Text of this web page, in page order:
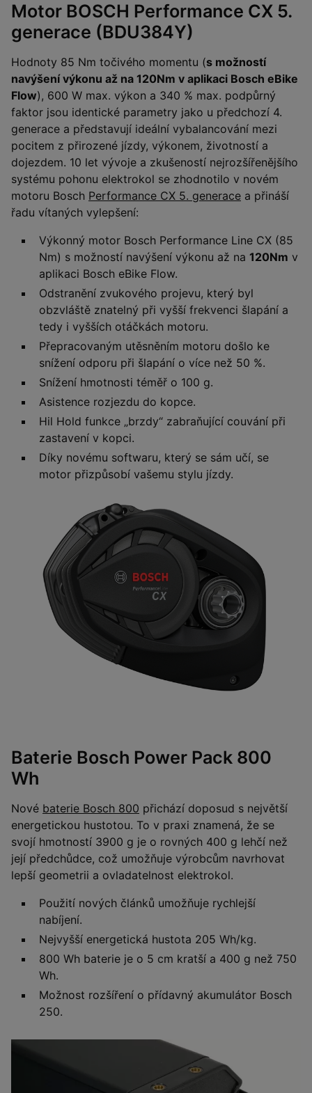
Motor BOSCH Performance CX 5.
generace (BDU384Y)
Hodnoty 85 Nm točivého momentu (s možností
navýšení výkonu až na 120Nm v aplikaci Bosch eBike
Flow), 600 W max. výkon a 340 % max. podpůrný
faktor jsou identické parametry jako u předchozí 4.
generace a představují ideální vybalancování mezi
pocitem z přirozené jízdy, výkonem, životností a
dojezdem. 10 let vývoje a zkušeností nejrozšířenějšího
systému pohonu elektrokol se zhodnotilo v novém
motoru Bosch Performance CX 5. generace a přináší
řadu vítaných vylepšení:
Výkonný motor Bosch Performance Line CX (85
Nm) s možností navýšení výkonu až na 120Nm v
aplikaci Bosch eBike Flow.
Odstranění zvukového projevu, který byl
obzvláště znatelný při vyšší frekvenci šlapání a
tedy i vyšších otáčkách motoru.
Přepracovaným utěsněním motoru došlo ke
snížení odporu při šlapání o více než 50 %.
Snížení hmotnosti téměř o 100 g.
Asistence rozjezdu do kopce.
Hil Hold funkce „brzdy“ zabraňující couvání při
zastavení v kopci.
Díky novému softwaru, který se sám učí, se
motor přizpůsobí vašemu stylu jízdy.
Baterie Bosch Power Pack 800
Wh
Nové baterie Bosch 800 přichází doposud s největší
energetickou hustotou. To v praxi znamená, že se
svojí hmotností 3900 g je o rovných 400 g lehčí než
její předchůdce, což umožňuje výrobcům navrhovat
lepší geometrii a ovladatelnost elektrokol.
Použití nových článků umožňuje rychlejší
nabíjení.
Nejvyšší energetická hustota 205 Wh/kg.
800 Wh baterie je o 5 cm kratší a 400 g než 750
Wh.
Možnost rozšíření o přídavný akumulátor Bosch
250.